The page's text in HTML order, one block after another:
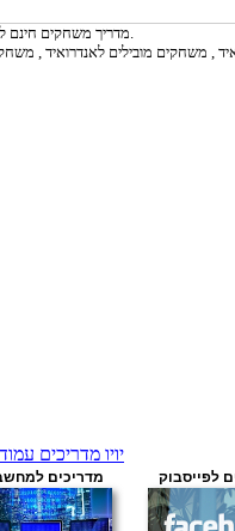
מדריך משחקים חינם לאנדרואיד.
, משחקים מובילים לאנדרואיד ,
יויו מדריכים
לפייסבוק מדריכים